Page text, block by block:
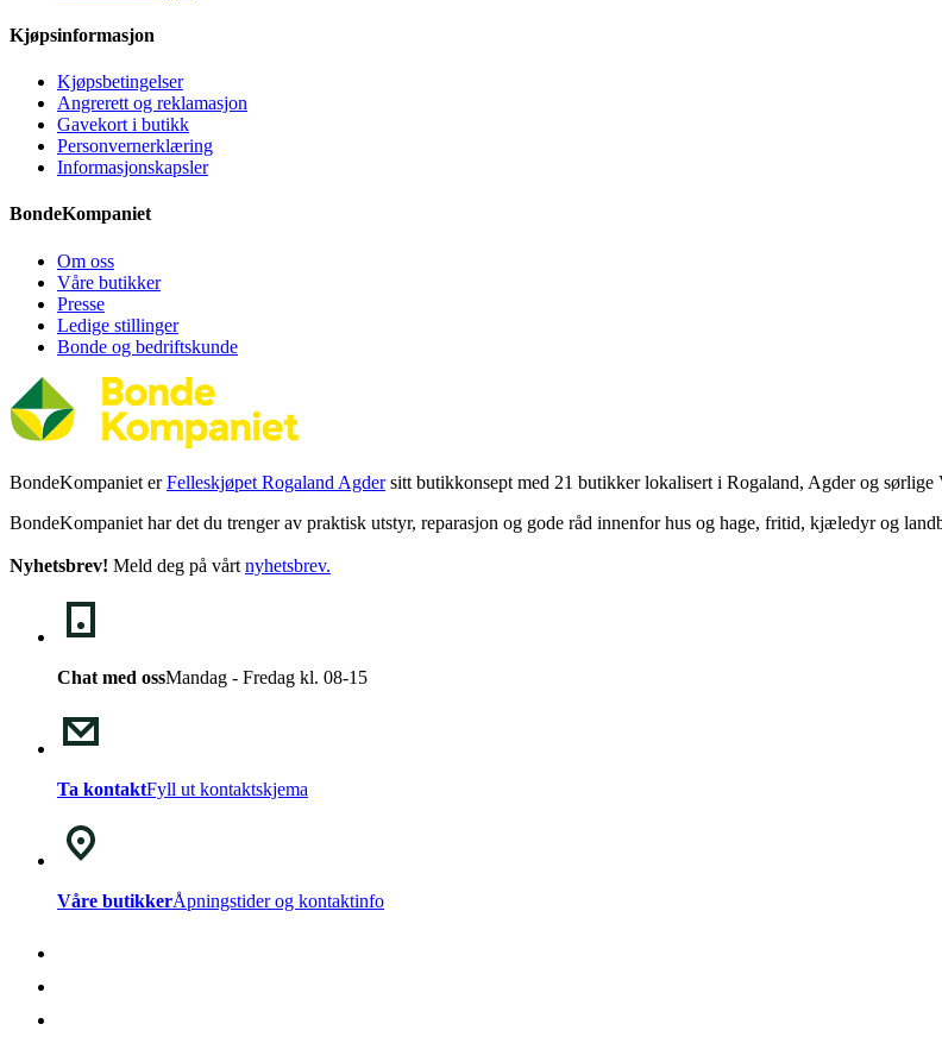
Kjøpsinformasjon
Kjøpsbetingelser
Angrerett og reklamasjon
Gavekort i butikk
Personvernerklæring
Informasjonskapsler
BondeKompaniet
Om oss
Våre butikker
Presse
Ledige stillinger
Bonde og bedriftskunde
BondeKompaniet erFelleskjøpet Rogaland Agdersitt butikkonsept med 21 butikker lokalisert i Rogaland, Agder og
BondeKompaniet har det du trenger av praktisk utstyr, reparasjon og gode råd innenfor hus og hage, fritid, kjæledyr og
Nyhetsbrev! Meld deg på vårt nyhetsbrev.
Chat med ossMandag - Fredag kl. 08-15
Ta kontaktFyll ut kontaktskjema
Våre butikkerÅpningstider og kontaktinfo